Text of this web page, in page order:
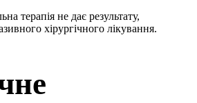
терапія не дає результату,
хірургічного лікування.